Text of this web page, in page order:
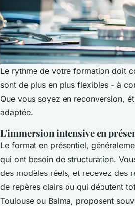
Le rythme de votre formation doit
sont de plus en plus flexibles - à
Que vous soyez en reconversion,
adaptée.
L'immersion intensive en
Le format en présentiel,
qui ont besoin de structuration.
des modèles réels, et recevez des
de repères clairs ou qui débutent
Toulouse ou Balma, proposent